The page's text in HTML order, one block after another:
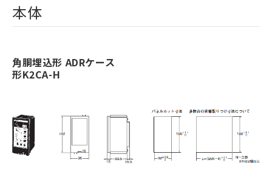
本体
角胴埋込形 ADRケース
形K2CA-H